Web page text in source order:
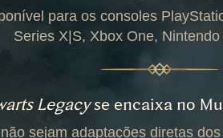
para os consoles
Series X|S, Xbox One,
Legacyse encaixa no
sejam adaptações diretas